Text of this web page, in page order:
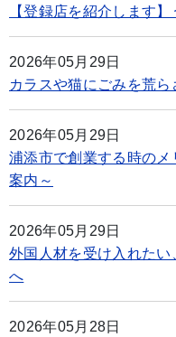
【登録店を紹介します
2026年05月29日
カラスや猫にごみを荒
2026年05月29日
浦添市で創業する時の
案内～
2026年05月29日
外国人材を受け入れた
へ
2026年05月28日